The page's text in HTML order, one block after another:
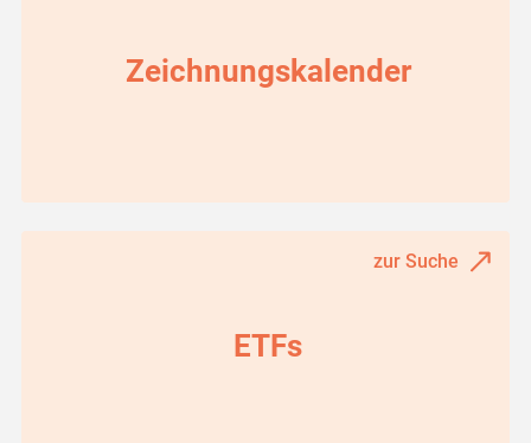
Zeichnungskalender
zur Suche
ETFs